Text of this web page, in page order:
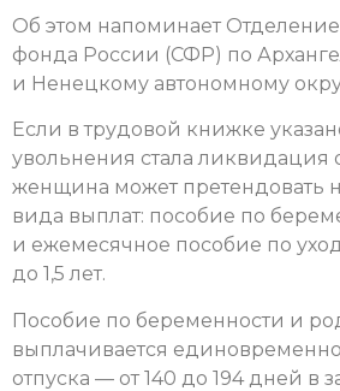
Об этом напоминает
фонда России (СФР) по
и Ненецкому автономному
Если в трудовой книжке
увольнения стала ликвидация
женщина может претендовать
вида выплат: пособие по
и ежемесячное пособие по
до 1,5 лет.
Пособие по беременности и
выплачивается
отпуска — от 140 до 194 дней в